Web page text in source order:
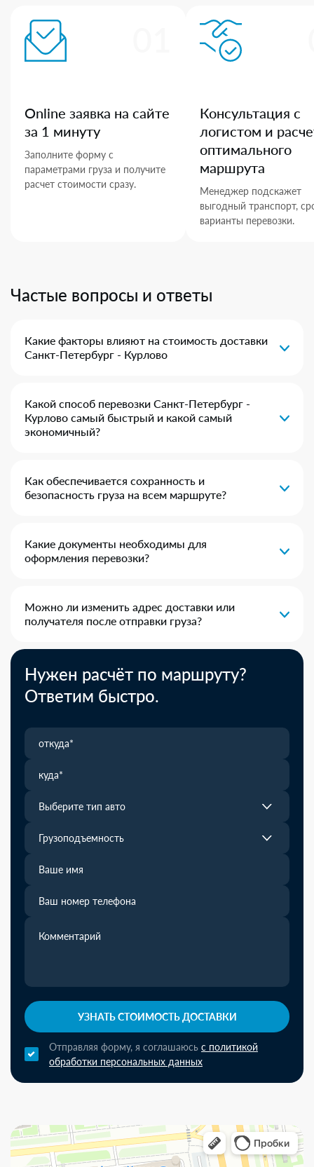
Online заявка на сайте
за 1 минуту
Заполните форму с
параметрами груза и получите
расчет стоимости сразу.
Консультация с
логистом и
оптимального
маршрута
Менеджер подскажет
выгодный транспорт,
варианты перевозки.
Частые вопросы и ответы
Какие факторы влияют на стоимость доставки
Санкт-Петербург - Курлово
Какой способ перевозки Санкт-Петербург -
Курлово самый быстрый и какой самый
экономичный?
Как обеспечивается сохранность и
безопасность груза на всем маршруте?
Какие документы необходимы для
оформления перевозки?
Можно ли изменить адрес доставки или
получателя после отправки груза?
Нужен расчёт по маршруту?
Ответим быстро.
Выберите тип авто
Грузоподъемность
УЗНАТЬ СТОИМОСТЬ ДОСТАВКИ
Отправляя форму, я соглашаюсь с политикой
обработки персональных данных